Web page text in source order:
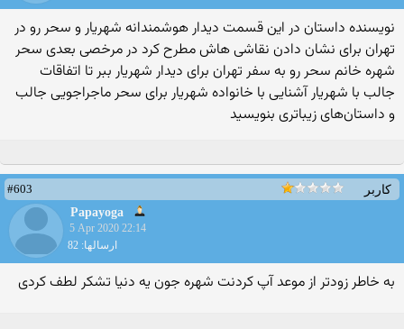
نویسنده داستان در این قسمت دیدار هوشمندانه شهریار و سحر رو در
تهران برای نشان دادن نقاشی هاش مطرح کرد در مرخصی بعدی سحر
شهره خانم سحر رو به سفر تهران برای دیدار شهریار ببر تا اتفاقات
جالب با شهریار آشنایی با خانواده شهریار برای سحر ماجراجویی جالب
و داستان‌های زیباتری بنویسید
کاربر
#603
Papayoga
5 Apr 2020 22:14
ارسالها: 82
به خاطر زودتر از موعد آپ کردنت شهره جون یه دنیا تشکر لطف کردی